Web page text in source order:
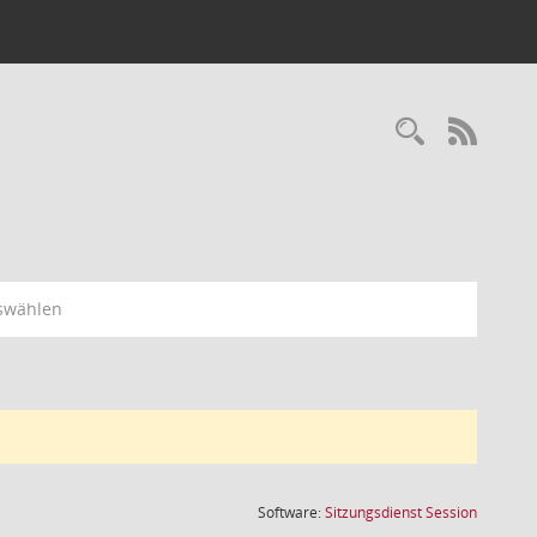
Software:SitzungsdienstSession(Wird in